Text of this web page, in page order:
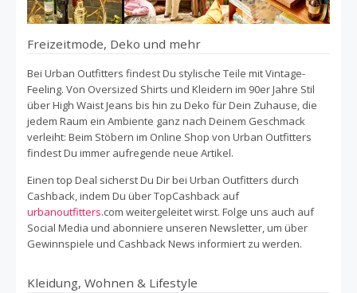
Shop von Urban Outfitters und shoppst wie gewohnt. Wir
kümmern uns um den Rest!
Freizeitmode, Deko und mehr
Bei Urban Outfitters findest Du stylische Teile mit Vintage-
Feeling. Von Oversized Shirts und Kleidern im 90er Jahre Stil
über High Waist Jeans bis hin zu Deko für Dein Zuhause, die
jedem Raum ein Ambiente ganz nach Deinem Geschmack
verleiht: Beim Stöbern im Online Shop von Urban Outfitters
findest Du immer aufregende neue Artikel.
Einen top Deal sicherst Du Dir bei Urban Outfitters durch
Cashback, indem Du über TopCashback auf
urbanoutfitters.com weitergeleitet wirst. Folge uns auch auf
Social Media und abonniere unseren Newsletter, um über
Gewinnspiele und Cashback News informiert zu werden.
Kleidung, Wohnen & Lifestyle